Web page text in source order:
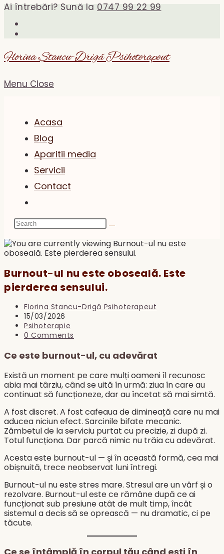
Skip
content
Ai întrebări? Sună la 0747 99 22 99
Florina Stancu-Drigă Psihoterapeut
Menu Close
Acasa
Blog
Aparitii media
Servicii
Contact
website
Burnout-ul nu este oboseală. Este
pierderea sensului.
Post
author:
Florina Stancu-Drigă Psihoterapeut
Post
published:
15/03/2026
Post
category:
Psihoterapie
Post
0 Comments
Ce este burnout-ul, cu adevărat
Există un moment pe care mulți oameni îl recunosc
abia mai târziu, când se uită în urmă: ziua în care au
continuat să funcționeze, dar au încetat să mai simtă.
A fost discret. A fost cafeaua de dimineață care nu mai
aducea niciun efect. Sarcinile bifate mecanic.
Zâmbetul de la serviciu purtat cu precizie, zi după zi.
Totul funcționa. Dar parcă nimic nu trăia cu adevărat.
Acesta este burnout-ul — și în această formă, cea mai
obișnuită, trece neobservat luni întregi.
Burnout-ul nu este stres mare. Stresul are un vârf și o
rezolvare. Burnout-ul este ce rămâne după ce ai
funcționat sub presiune atât de mult timp, încât
sistemul a decis să se oprească — nu dramatic, ci pe
tăcute.